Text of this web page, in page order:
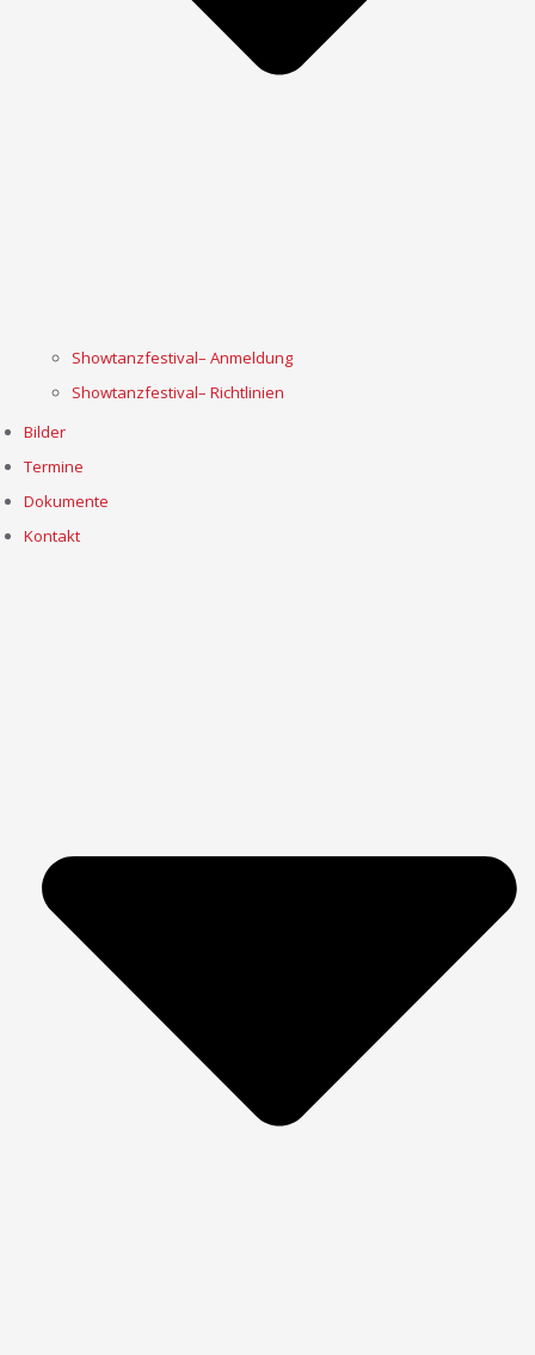
Showtanzfestival– Anmeldung
Showtanzfestival– Richtlinien
Bilder
Termine
Dokumente
Kontakt